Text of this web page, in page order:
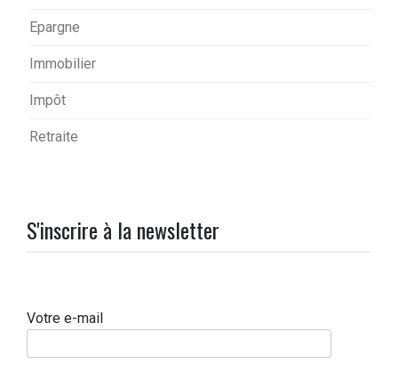
Epargne
Immobilier
Impôt
Retraite
S'inscrire à la newsletter
Votre e-mail